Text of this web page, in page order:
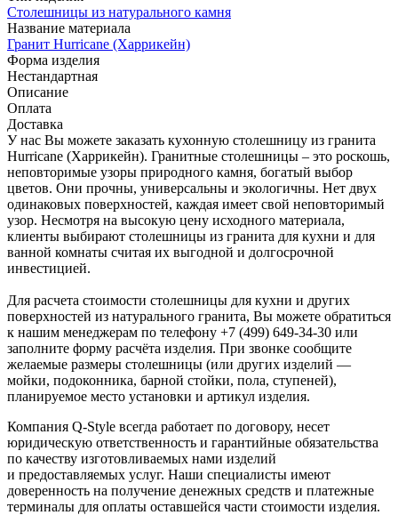
Столешницы из натурального камня
Название материала
Гранит Hurricane (Харрикейн)
Форма изделия
Нестандартная
Описание
Оплата
Доставка
У нас Вы можете заказать кухонную столешницу из гранита
Hurricane (Харрикейн). Гранитные столешницы – это роскошь,
неповторимые узоры природного камня, богатый выбор
цветов. Они прочны, универсальны и экологичны. Нет двух
одинаковых поверхностей, каждая имеет свой неповторимый
узор. Несмотря на высокую цену исходного материала,
клиенты выбирают столешницы из гранита для кухни и для
ванной комнаты считая их выгодной и долгосрочной
инвестицией.
Для расчета стоимости столешницы для кухни и других
поверхностей из натурального гранита, Вы можете обратиться
к нашим менеджерам по телефону +7 (499) 649-34-30 или
заполните форму расчёта изделия. При звонке сообщите
желаемые размеры столешницы (или других изделий —
мойки, подоконника, барной стойки, пола, ступеней),
планируемое место установки и артикул изделия.
Компания Q-Style всегда работает по договору, несет
юридическую ответственность и гарантийные обязательства
по качеству изготовливаемых нами изделий
и предоставляемых услуг. Наши специалисты имеют
доверенность на получение денежных средств и платежные
терминалы для оплаты оставшейся части стоимости изделия.